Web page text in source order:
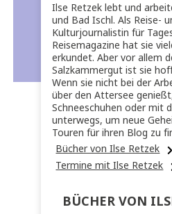
Ilse Retzek lebt und
und Bad Ischl. Als Reise-
Kulturjournalistin für
Reisemagazine hat sie
erkundet. Aber vor allem
Salzkammergut ist sie
Wenn sie nicht bei der
über den Attersee
Schneeschuhen oder mit
unterwegs, um neue
Touren für ihren Blog zu
Bücher von Ilse Retzek
Termine mit Ilse Retzek
BÜCHER VON